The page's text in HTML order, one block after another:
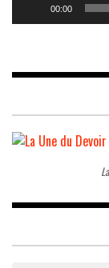
00:00